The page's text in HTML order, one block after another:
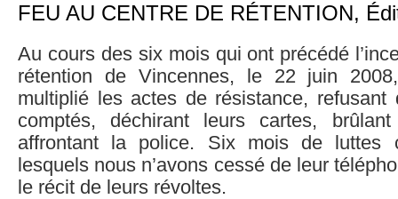
FEU AU CENTRE DE RÉTENTION,
Au cours des six mois qui ont précédé
rétention de Vincennes, le 22 juin
multiplié les actes de résistance, refusant
comptés, déchirant leurs cartes,
affrontant la police. Six mois de luttes
lesquels nous n’avons cessé de leur
le récit de leurs révoltes.